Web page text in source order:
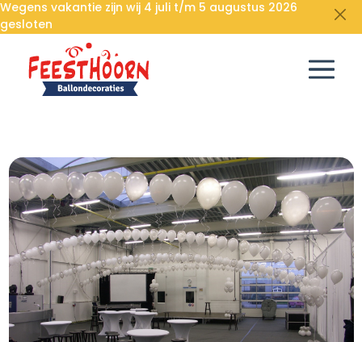
Wegens vakantie zijn wij 4 juli t/m 5 augustus 2026
gesloten